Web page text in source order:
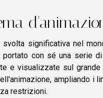
significativa nel
con sé una serie
e visualizzate sul
ampliando i
restrizioni.